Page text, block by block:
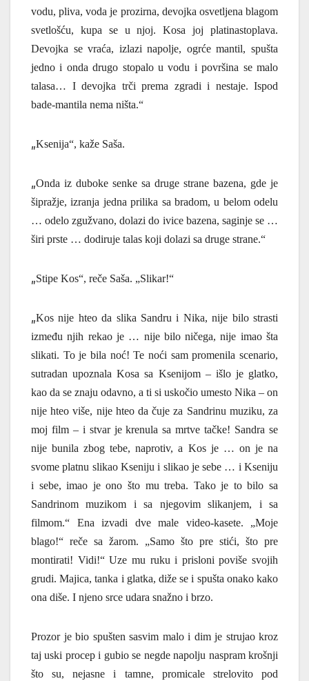
vodu, pliva, voda je prozirna, devojka osvetljena blagom
svetlošću, kupa se u njoj. Kosa joj platinastoplava.
Devojka se vraća, izlazi napolje, ogrće mantil, spušta
jedno i onda drugo stopalo u vodu i površina se malo
talasa… I devojka trči prema zgradi i nestaje. Ispod
bade-mantila nema ništa.“
„Ksenija“, kaže Saša.
„Onda iz duboke senke sa druge strane bazena, gde je
šipražje, izranja jedna prilika sa bradom, u belom odelu
… odelo zgužvano, dolazi do ivice bazena, saginje se …
širi prste … dodiruje talas koji dolazi sa druge strane.“
„Stipe Kos“, reče Saša. „Slikar!“
„Kos nije hteo da slika Sandru i Nika, nije bilo strasti
između njih rekao je … nije bilo ničega, nije imao šta
slikati. To je bila noć! Te noći sam promenila scenario,
sutradan upoznala Kosa sa Ksenijom – išlo je glatko,
kao da se znaju odavno, a ti si uskočio umesto Nika – on
nije hteo više, nije hteo da čuje za Sandrinu muziku, za
moj film – i stvar je krenula sa mrtve tačke! Sandra se
nije bunila zbog tebe, naprotiv, a Kos je … on je na
svome platnu slikao Kseniju i slikao je sebe … i Kseniju
i sebe, imao je ono što mu treba. Tako je to bilo sa
Sandrinom muzikom i sa njegovim slikanjem, i sa
filmom.“ Ena izvadi dve male video-kasete. „Moje
blago!“ reče sa žarom. „Samo što pre stići, što pre
montirati! Vidi!“ Uze mu ruku i prisloni poviše svojih
grudi. Majica, tanka i glatka, diže se i spušta onako kako
ona diše. I njeno srce udara snažno i brzo.
Prozor je bio spušten sasvim malo i dim je strujao kroz
taj uski procep i gubio se negde napolju naspram krošnji
što su, nejasne i tamne, promicale strelovito pod